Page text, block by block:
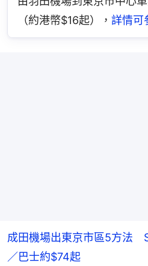
（約港幣$16起）， 詳情可
成田機場出東京市區5方法
／巴士約$74起